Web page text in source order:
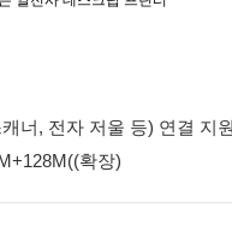
너, 전자 저울 등) 연결 지
확장)